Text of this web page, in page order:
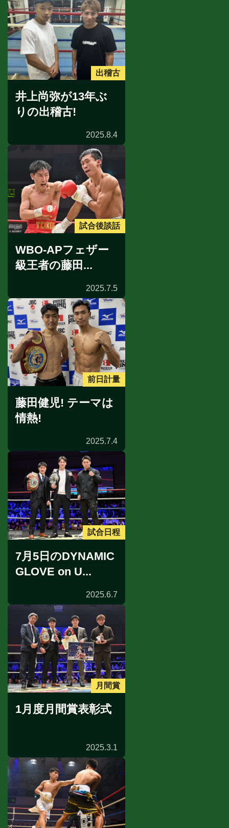
出稽古
井上尚弥が13年ぶ
りの出稽古!
2025.8.4
試合後談話
WBO-APフェザー
級王者の藤田...
2025.7.5
前日計量
藤田健児! テーマは
情熱!
2025.7.4
試合日程
7月5日のDYNAMIC
GLOVE on U...
2025.6.7
月間賞
1月度月間賞表彰式
2025.3.1